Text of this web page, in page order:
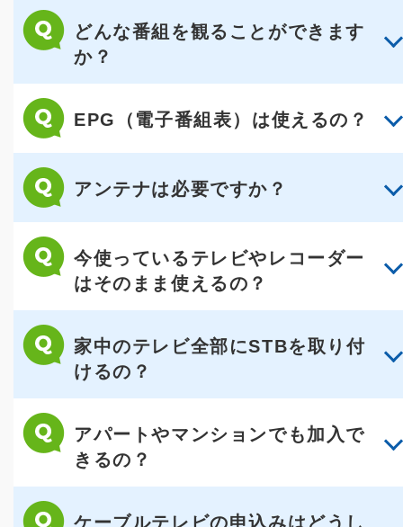
どんな番組を観ることができます
か？
EPG（電子番組表）は使えるの？
アンテナは必要ですか？
今使っているテレビやレコーダー
はそのまま使えるの？
家中のテレビ全部にSTBを取り付
けるの？
アパートやマンションでも加入で
きるの？
ケーブルテレビの申込みはどうし